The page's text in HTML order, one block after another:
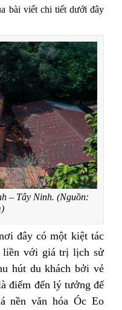
bài viết chi tiết dưới đây
– Tây Ninh. (Nguồn:
đây có một kiệt tác
liền với giá trị lịch sử
hút du khách bởi vẻ
điểm đến lý tưởng để
nền văn hóa Óc Eo